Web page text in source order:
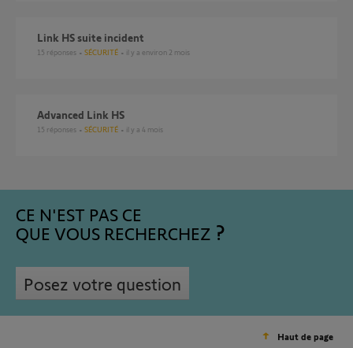
link HS suite incident
15 réponses SÉCURITÉ il y a environ 2 mois
Advanced Link HS
15 réponses SÉCURITÉ il y a 4 mois
CE N'EST PAS CE
QUE VOUS RECHERCHEZ
Posez votre question
Haut de page